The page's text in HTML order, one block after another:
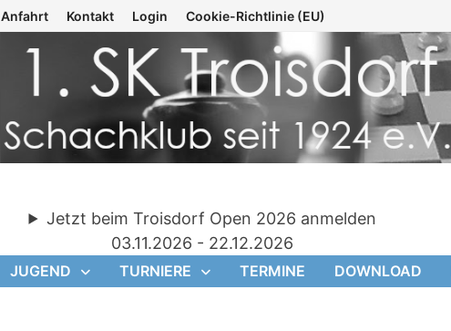
Anfahrt Kontakt Login Cookie-Richtlinie (EU)
Jetzt beim Troisdorf Open 2026 anmelden
03.11.2026 - 22.12.2026
JUGEND TURNIERE TERMINE DOWNLOAD